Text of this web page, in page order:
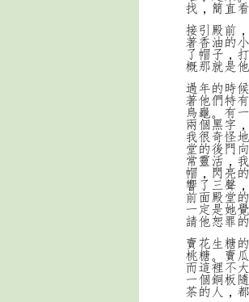
找，簡直
接引殿前
著香油的
了帽子，
概那就是
過年的時
著他們特
烏龜。有
兩個黑字
我很奇怪
堂的後門
常靈活，
帽，閃亮
響了三聲
前面殿堂
一定是她
請他恕罪
賣花生糖
桃糖。賣
而這裡不
一個銅板
茶的人，